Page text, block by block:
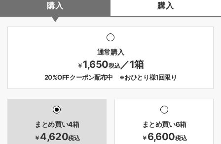
購入
購入
通常購入
￥ 1,650税込／1箱
20%OFFクーポン配布中 ※おひとり様1回限り
まとめ買い4箱
￥ 4,620税込
まとめ買い6箱
￥ 6,600税込